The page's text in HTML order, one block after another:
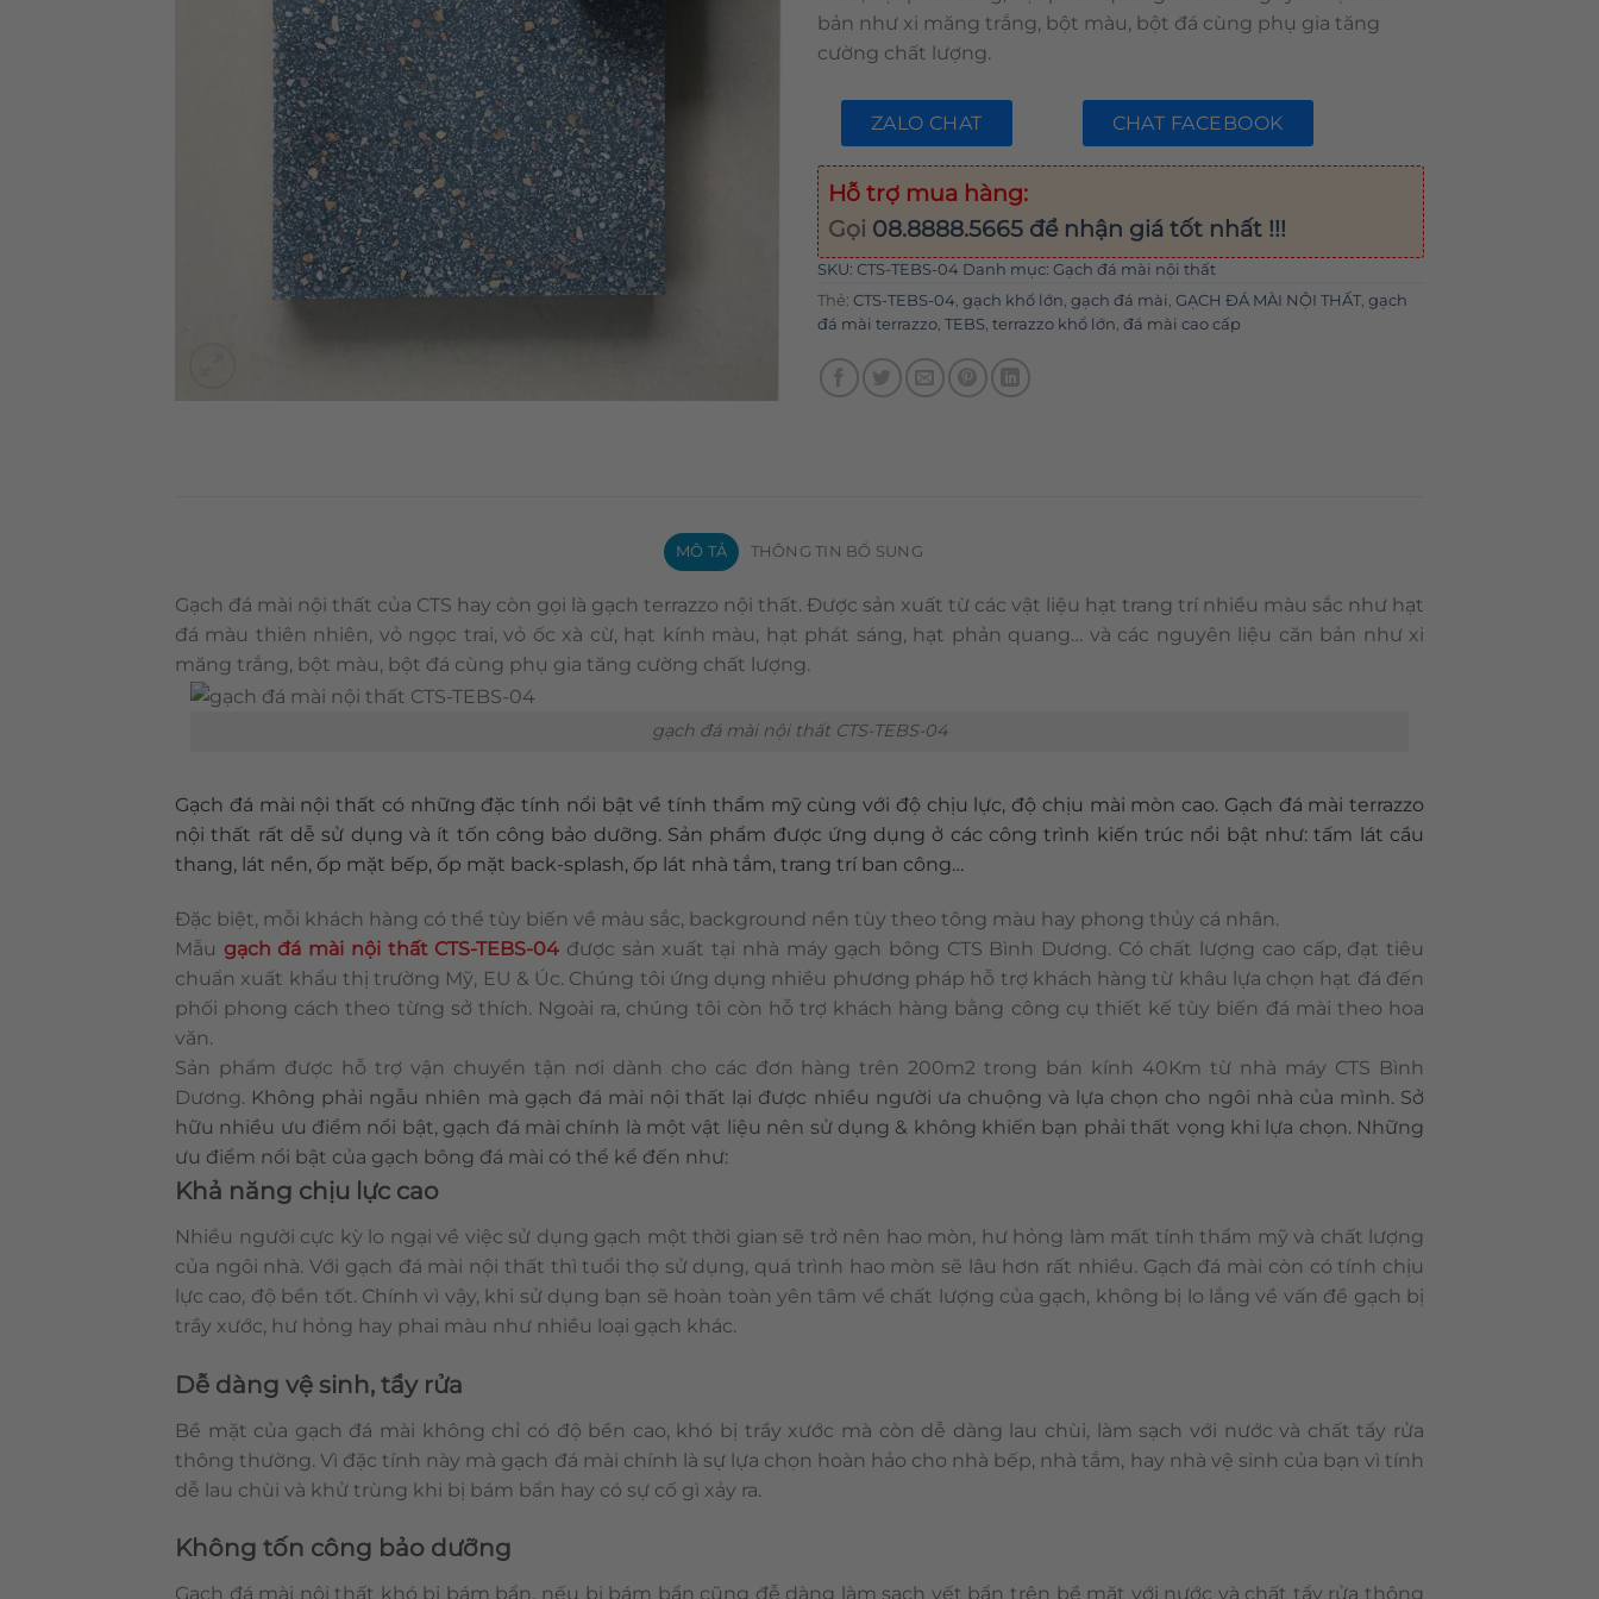
bản như xi măng trắng, bột màu, bột đá cùng phụ gia tăng
cường chất lượng.
ZALO CHAT CHAT FACEBOOK
Hỗ trợ mua hàng:
Gọi 08.8888.5665 để nhận giá tốt nhất !!!
SKU: CTS-TEBS-04 Danh mục: Gạch đá mài nội thất
Thẻ: CTS-TEBS-04, gạch khổ lớn, gạch đá mài , GẠCH ĐÁ MÀI NỘI THẤT, gạch
đá mài terrazzo, TEBS, terrazzo khổ lớn, đá mài cao cấp
MÔ TẢ THÔNG TIN BỔ SUNG
Gạch đá mài nội thất của CTS hay còn gọi là gạch terrazzo nội thất. Được sản xuất từ các vật liệu hạt trang trí nhiều màu sắc như hạt
đá màu thiên nhiên, vỏ ngọc trai, vỏ ốc xà cừ, hạt kính màu, hạt phát sáng, hạt phản quang… và các nguyên liệu căn bản như xi
măng trắng, bột màu, bột đá cùng phụ gia tăng cường chất lượng.
gạch đá mài nội thất CTS-TEBS-04
Gạch đá mài nội thất có những đặc tính nổi bật về tính thẩm mỹ cùng với độ chịu lực, độ chịu mài mòn cao. Gạch đá mài terrazzo
nội thất rất dễ sử dụng và ít tốn công bảo dưỡng. Sản phẩm được ứng dụng ở các công trình kiến trúc nổi bật như: tấm lát cầu
thang, lát nền, ốp mặt bếp, ốp mặt back-splash, ốp lát nhà tắm, trang trí ban công…
Đặc biệt, mỗi khách hàng có thể tùy biến về màu sắc, background nền tùy theo tông màu hay phong thủy cá nhân.
Mẫu gạch đá mài nội thất CTS-TEBS-04 được sản xuất tại nhà máy gạch bông CTS Bình Dương. Có chất lượng cao cấp, đạt tiêu
chuẩn xuất khẩu thị trường Mỹ, EU & Úc. Chúng tôi ứng dụng nhiều phương pháp hỗ trợ khách hàng từ khâu lựa chọn hạt đá đến
phối phong cách theo từng sở thích. Ngoài ra, chúng tôi còn hỗ trợ khách hàng bằng công cụ thiết kế tùy biến đá mài theo hoa
văn.
Sản phẩm được hỗ trợ vận chuyển tận nơi dành cho các đơn hàng trên 200m2 trong bán kính 40Km từ nhà máy CTS Bình
Dương. Không phải ngẫu nhiên mà gạch đá mài nội thất lại được nhiều người ưa chuộng và lựa chọn cho ngôi nhà của mình. Sở
hữu nhiều ưu điểm nổi bật, gạch đá mài chính là một vật liệu nên sử dụng & không khiến bạn phải thất vọng khi lựa chọn. Những
ưu điểm nổi bật của gạch bông đá mài có thể kể đến như:
Khả năng chịu lực cao
Nhiều người cực kỳ lo ngại về việc sử dụng gạch một thời gian sẽ trở nên hao mòn, hư hỏng làm mất tính thẩm mỹ và chất lượng
của ngôi nhà. Với gạch đá mài nội thất thì tuổi thọ sử dụng, quá trình hao mòn sẽ lâu hơn rất nhiều. Gạch đá mài còn có tính chịu
lực cao, độ bền tốt. Chính vì vậy, khi sử dụng bạn sẽ hoàn toàn yên tâm về chất lượng của gạch, không bị lo lắng về vấn đề gạch bị
trầy xước, hư hỏng hay phai màu như nhiều loại gạch khác.
Dễ dàng vệ sinh, tẩy rửa
Bề mặt của gạch đá mài không chỉ có độ bền cao, khó bị trầy xước mà còn dễ dàng lau chùi, làm sạch với nước và chất tẩy rửa
thông thường. Vì đặc tính này mà gạch đá mài chính là sự lựa chọn hoàn hảo cho nhà bếp, nhà tắm, hay nhà vệ sinh của bạn vì tính
dễ lau chùi và khử trùng khi bị bám bẩn hay có sự cố gì xảy ra.
Không tốn công bảo dưỡng
Gạch đá mài nội thất khó bị bám bẩn, nếu bị bám bẩn cũng đễ dàng làm sạch vết bẩn trên bề mặt với nước và chất tẩy rửa thông